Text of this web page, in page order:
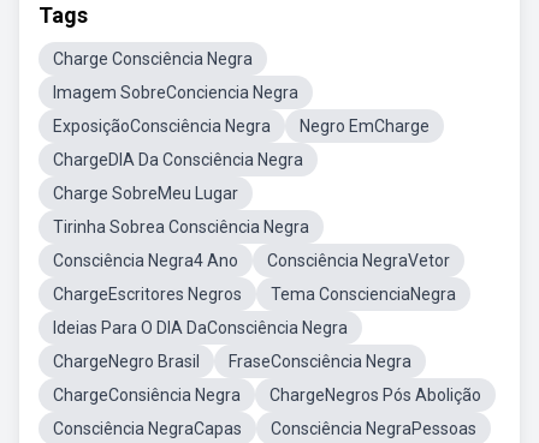
Tags
Charge Consciência Negra
Imagem SobreConciencia Negra
ExposiçãoConsciência Negra
Negro EmCharge
ChargeDIA Da Consciência Negra
Charge SobreMeu Lugar
Tirinha Sobrea Consciência Negra
Consciência Negra4 Ano
Consciência NegraVetor
ChargeEscritores Negros
Tema ConscienciaNegra
Ideias Para O DIA DaConsciência Negra
ChargeNegro Brasil
FraseConsciência Negra
ChargeConsiência Negra
ChargeNegros Pós Abolição
Consciência NegraCapas
Consciência NegraPessoas